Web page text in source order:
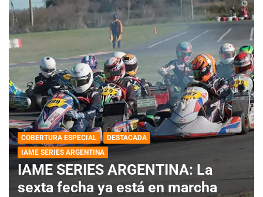
COBERTURA ESPECIAL
DESTACADA
IAME SERIES ARGENTINA
IAME SERIES ARGENTINA: La
sexta fecha ya está en marcha